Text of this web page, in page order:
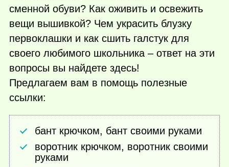
сменной обуви? Как оживить и освежить
вещи вышивкой? Чем украсить блузку
первоклашки и как сшить галстук для
своего любимого школьника – ответ на эти
вопросы вы найдете здесь!
Предлагаем вам в помощь полезные
ссылки:
бант крючком, бант своими руками
воротник крючком, воротник своими
руками